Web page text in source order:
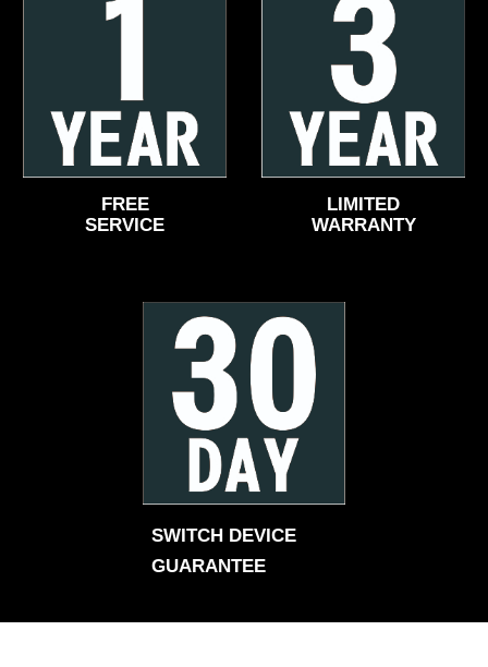
FREE
SERVICE
LIMITED
WARRANTY
SWITCH DEVICE
GUARANTEE